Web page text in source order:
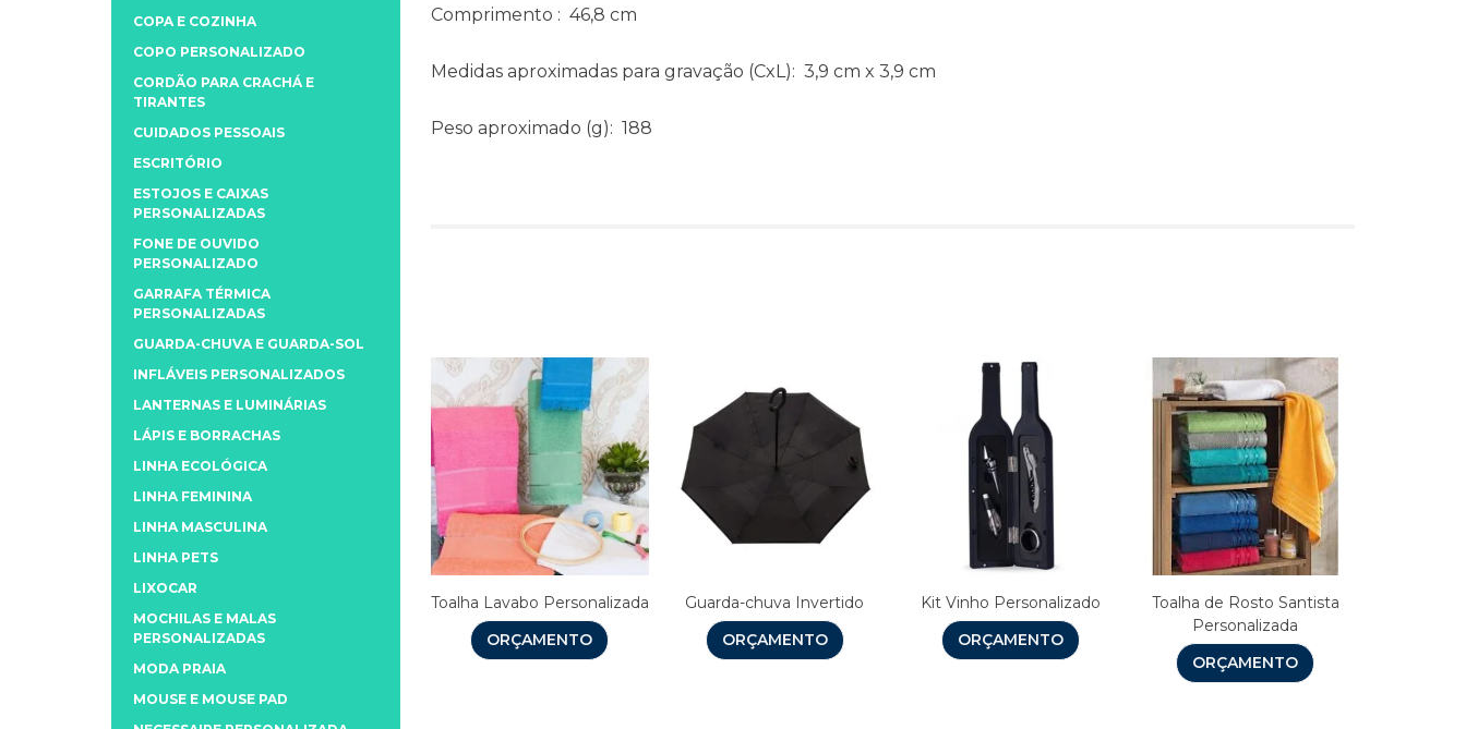
Comprimento : 46,8 cm
Medidas aproximadas para gravação (CxL): 3,9 cm x 3,9 cm
Peso aproximado (g): 188
Toalha Lavabo Personalizada
ORÇAMENTO
Guarda-chuva Invertido
ORÇAMENTO
Kit Vinho Personalizado
ORÇAMENTO
Toalha de Rosto Santista
Personalizada
ORÇAMENTO
COPA E COZINHA
COPO PERSONALIZADO
CORDÃO PARA CRACHÁ E
TIRANTES
CUIDADOS PESSOAIS
ESCRITÓRIO
ESTOJOS E CAIXAS
PERSONALIZADAS
FONE DE OUVIDO
PERSONALIZADO
GARRAFA TÉRMICA
PERSONALIZADAS
GUARDA-CHUVA E GUARDA-SOL
INFLÁVEIS PERSONALIZADOS
LANTERNAS E LUMINÁRIAS
LÁPIS E BORRACHAS
LINHA ECOLÓGICA
LINHA FEMININA
LINHA MASCULINA
LINHA PETS
LIXOCAR
MOCHILAS E MALAS
PERSONALIZADAS
MODA PRAIA
MOUSE E MOUSE PAD